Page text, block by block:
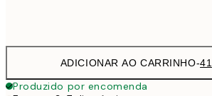
ADICIONAR AO CARRINHO-
Produzido por encomenda